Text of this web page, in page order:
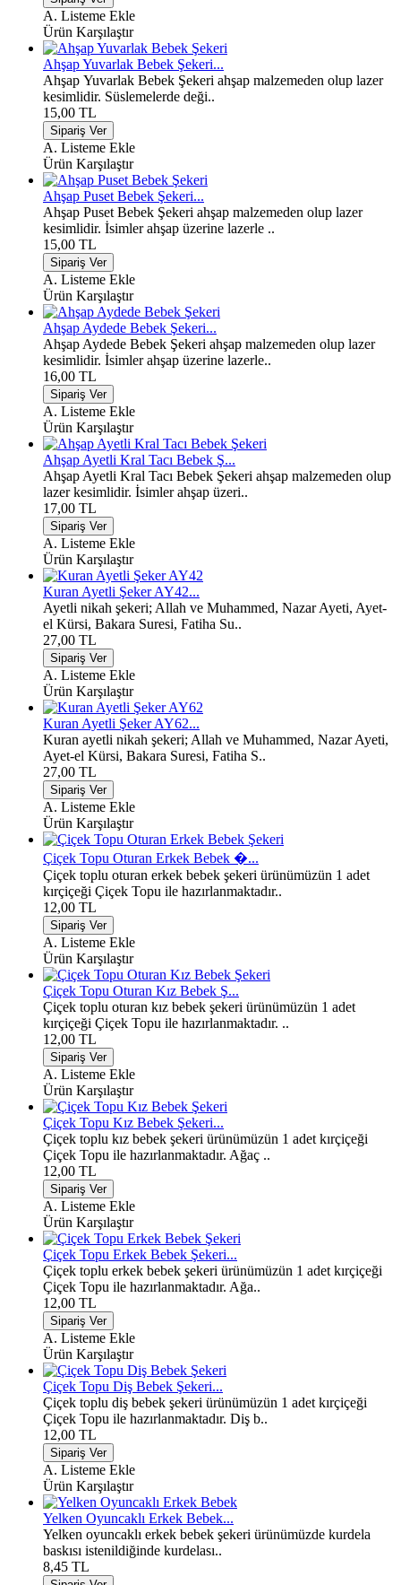
A. Listeme Ekle
Ürün Karşılaştır
Ahşap Yuvarlak Bebek Şekeri...
Ahşap Yuvarlak Bebek Şekeri ahşap malzemeden olup lazer
kesimlidir. Süslemelerde deği..
15,00 TL
A. Listeme Ekle
Ürün Karşılaştır
Ahşap Puset Bebek Şekeri...
Ahşap Puset Bebek Şekeri ahşap malzemeden olup lazer
kesimlidir. İsimler ahşap üzerine lazerle ..
15,00 TL
A. Listeme Ekle
Ürün Karşılaştır
Ahşap Aydede Bebek Şekeri...
Ahşap Aydede Bebek Şekeri ahşap malzemeden olup lazer
kesimlidir. İsimler ahşap üzerine lazerle..
16,00 TL
A. Listeme Ekle
Ürün Karşılaştır
Ahşap Ayetli Kral Tacı Bebek Ş...
Ahşap Ayetli Kral Tacı Bebek Şekeri ahşap malzemeden olup
lazer kesimlidir. İsimler ahşap üzeri..
17,00 TL
A. Listeme Ekle
Ürün Karşılaştır
Kuran Ayetli Şeker AY42...
Ayetli nikah şekeri; Allah ve Muhammed, Nazar Ayeti, Ayet-
el Kürsi, Bakara Suresi, Fatiha Su..
27,00 TL
A. Listeme Ekle
Ürün Karşılaştır
Kuran Ayetli Şeker AY62...
Kuran ayetli nikah şekeri; Allah ve Muhammed, Nazar Ayeti,
Ayet-el Kürsi, Bakara Suresi, Fatiha S..
27,00 TL
A. Listeme Ekle
Ürün Karşılaştır
Çiçek Topu Oturan Erkek Bebek �...
Çiçek toplu oturan erkek bebek şekeri ürünümüzün 1 adet
kırçiçeği Çiçek Topu ile hazırlanmaktadır..
12,00 TL
A. Listeme Ekle
Ürün Karşılaştır
Çiçek Topu Oturan Kız Bebek Ş...
Çiçek toplu oturan kız bebek şekeri ürünümüzün 1 adet
kırçiçeği Çiçek Topu ile hazırlanmaktadır. ..
12,00 TL
A. Listeme Ekle
Ürün Karşılaştır
Çiçek Topu Kız Bebek Şekeri...
Çiçek toplu kız bebek şekeri ürünümüzün 1 adet kırçiçeği
Çiçek Topu ile hazırlanmaktadır. Ağaç ..
12,00 TL
A. Listeme Ekle
Ürün Karşılaştır
Çiçek Topu Erkek Bebek Şekeri...
Çiçek toplu erkek bebek şekeri ürünümüzün 1 adet kırçiçeği
Çiçek Topu ile hazırlanmaktadır. Ağa..
12,00 TL
A. Listeme Ekle
Ürün Karşılaştır
Çiçek Topu Diş Bebek Şekeri...
Çiçek toplu diş bebek şekeri ürünümüzün 1 adet kırçiçeği
Çiçek Topu ile hazırlanmaktadır. Diş b..
12,00 TL
A. Listeme Ekle
Ürün Karşılaştır
Yelken Oyuncaklı Erkek Bebek...
Yelken oyuncaklı erkek bebek şekeri ürünümüzde kurdela
baskısı istenildiğinde kurdelası..
8,45 TL